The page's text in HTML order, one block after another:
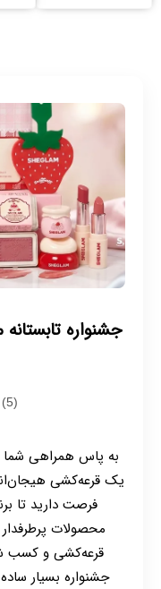
جشنواره
(5)
به پاس همراهی شما
یک قرعه‌کشی
فرصت دارید تا
محصولات
قرعه‌کشی و کسب
جشنواره بسیار ساده است. از